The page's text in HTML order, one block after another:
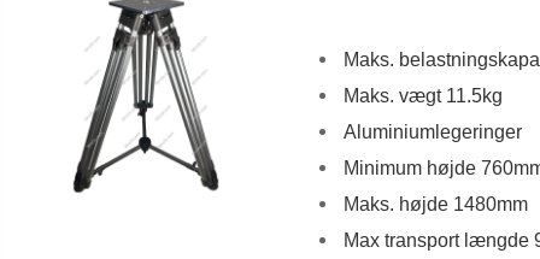
Maks.
Maks. vægt 11.5kg
Aluminiumlegeringer
Minimum højde
Maks. højde 1480mm
Max transport længde